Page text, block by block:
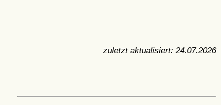
zuletzt aktualisiert: 24.07.2026